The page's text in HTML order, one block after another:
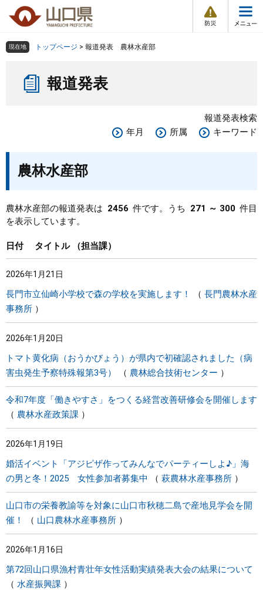
の
ー
メ
組織で探す
Other Languages
くらし・環境
教育・文化・スポーツ
しごと・産業・観光
県政情報
現在地 トップページ > 報道発表 農林水産部
報道発表
報道発表検索
年月
所属 キーワード
農林水産部
農林水産部の報道発表は 2456 件です。うち 271 ～ 300 件目
を表示しています。
日付 タイトル 担当課
2026年1月21日
長門市立仙崎小学校で森の学校を実施します！
長門農林水産
事務所
2026年1月20日
トマト黄化病（おうかびょう）が県内で初確認されました（病
害虫発生予察特殊報第3号）
農林総合技術センター
令和7年度「働きやすさ」をつくる経営改善研修会を開催します
農林水産政策課
2026年1月19日
婚活イベント「アジピザ作ってみんなでパーティーしよ♪」海
の男と冬！2025 女性参加者募集中
萩農林水産事務所
山口市の栄養教諭等を対象に山口市秋穂二島で産地見学会を開
催！
山口農林水産事務所
2026年1月16日
第72回山口県漁村青壮年女性活動実績発表大会の結果について
水産振興課